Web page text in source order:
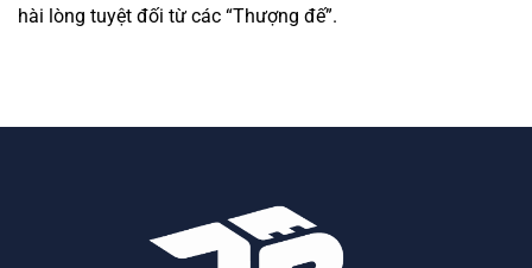
hài lòng tuyệt đối từ các “Thượng đế”.